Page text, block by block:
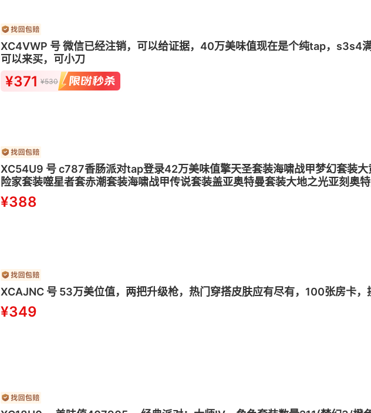
XC4VWP 号 微信已经注销，可以给证据，40万美味值现在是个纯tap，s3s4
可以来买，可小刀
¥371 ¥530
XC54U9 号 c787香肠派对tap登录42万美味值擎天圣套装海啸战甲梦幻套装
险家套装噬星者套赤潮套装海啸战甲传说套装盖亚奥特曼套装大地之光亚刻奥
鹰爪套装菲菲公主套装极光之渊-火花套装彩虹之巅-电极套装
¥388
XCAJNC 号 53万美位值，两把升级枪，热门穿搭皮肤应有尽有，100张房卡
¥349